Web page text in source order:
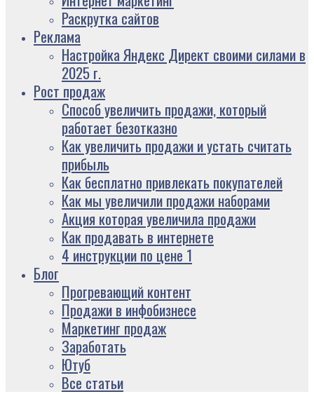
Раскрутка сайтов
Реклама
Настройка Яндекс Директ своими силами в
2025 г.
Рост продаж
Способ увеличить продажи, который
работает безотказно
Как увеличить продажи и устать считать
прибыль
Как бесплатно привлекать покупателей
Как мы увеличили продажи наборами
Акция которая увеличила продажи
Как продавать в интернете
4 инструкции по цене 1
Блог
Прогревающий контент
Продажи в инфобизнесе
Маркетинг продаж
Заработать
Ютуб
Все статьи